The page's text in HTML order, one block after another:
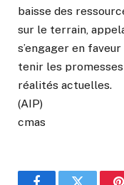
baisse des
sur le terrain,
s’engager en
tenir les
réalités actuelles.
(AIP)
cmas